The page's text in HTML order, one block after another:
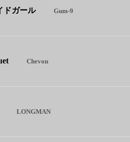
ドガール Gum-9
Chevon
LONGMAN